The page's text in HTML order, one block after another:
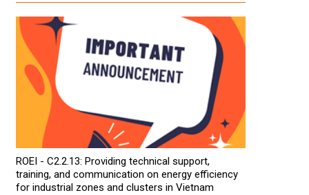
ROEI - C2.2.13: Providing technical support,
training, and communication on energy efficiency
for industrial zones and clusters in Vietnam